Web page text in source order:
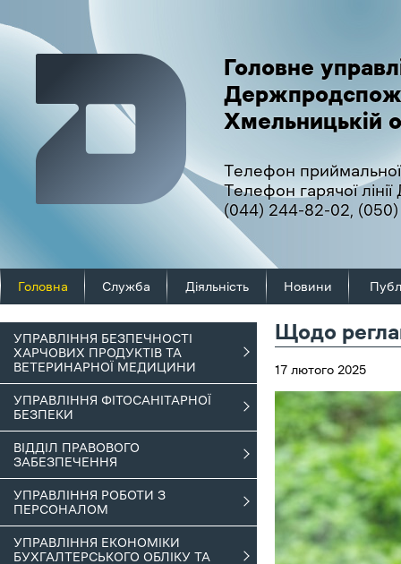
Головне
Хмельницькій
Телефон
Телефон гарячої
(044) 244-82-02,
Головна Служба Діяльність Новини
УПРАВЛІННЯ БЕЗПЕЧНОСТІ
ХАРЧОВИХ ПРОДУКТІВ ТА
ВЕТЕРИНАРНОЇ МЕДИЦИНИ
УПРАВЛІННЯ ФІТОСАНІТАРНОЇ
БЕЗПЕКИ
ВІДДІЛ ПРАВОВОГО
ЗАБЕЗПЕЧЕННЯ
УПРАВЛІННЯ РОБОТИ З
ПЕРСОНАЛОМ
УПРАВЛІННЯ ЕКОНОМІКИ
БУХГАЛТЕРСЬКОГО ОБЛІКУ ТА
Щодо
17 лютого 2025